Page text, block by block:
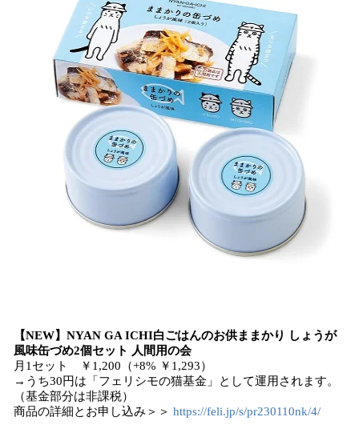
【NEW】NYAN GA ICHI白ごはんのお供ままかり しょうが
風味缶づめ2個セット 人間用の会
月1セット ￥1,200（+8% ￥1,293）
→うち30円は「フェリシモの猫基金」として運用されます。
（基金部分は非課税）
商品の詳細とお申し込み＞＞ https://feli.jp/s/pr230110nk/4/